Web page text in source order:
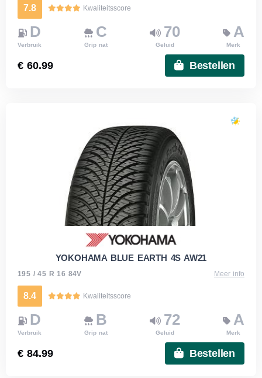
7.8 Kwaliteitsscore
D
Verbruik
C
Grip nat
70
Geluid
A
Merk
€ 60.99 Bestellen
YOKOHAMA BLUE EARTH 4S AW21
195 / 45 R 16 84V Meer info
8.4 Kwaliteitsscore
D
Verbruik
B
Grip nat
72
Geluid
A
Merk
€ 84.99 Bestellen